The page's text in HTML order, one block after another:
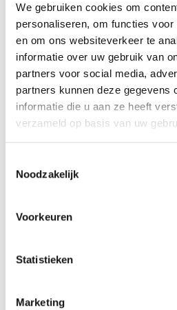
We gebruiken cookies om
personaliseren, om functies
en om ons websiteverkeer te
informatie over uw gebruik van
partners voor social media,
partners kunnen deze gegevens
informatie die u aan ze heeft
verzameld op basis van uw
Noodzakelijk
Voorkeuren
Statistieken
Marketing
Ingrediënten
Eiwitmengsel (getextureerd
tapiocazetmeel ; zout) ;
melk
(zonnebloemlecithine) ; soja
-
chocoladecoating (16 %)
cacaoboter ;
vet ;
natuurlijk vanillearoma) ;
(cichoreiwortelextract) ; polyol :
emulgatoren :
lecithine,
Allergenen
Bevat melk en soja. Kan
bevatten.
Voedingswaarden